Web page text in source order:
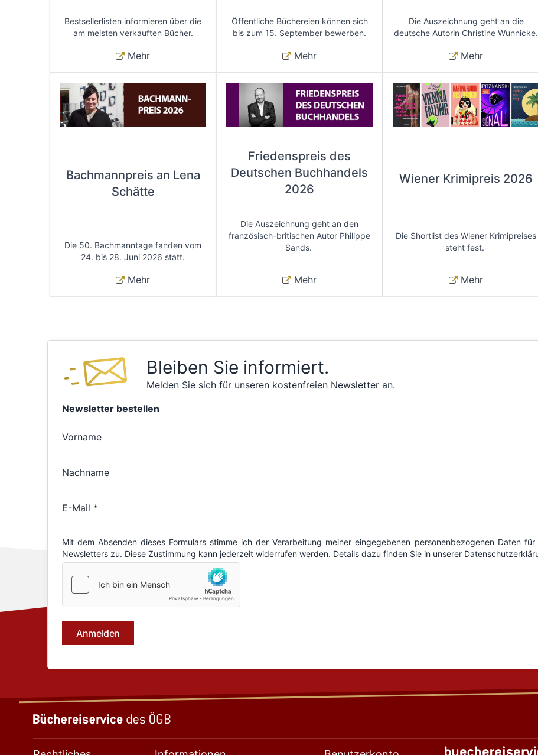
Bestsellerlisten informieren über die
am meisten verkauften Bücher.
Mehr
Öffentliche Büchereien können sich
bis zum 15. September bewerben.
Mehr
Die Auszeichnung geht an die
deutsche Autorin Christine Wunnicke.
Mehr
Bachmannpreis an Lena
Schätte
Die 50. Bachmanntage fanden vom
24. bis 28. Juni 2026 statt.
Mehr
Friedenspreis des
Deutschen Buchhandels
2026
Die Auszeichnung geht an den
französisch-britischen Autor Philippe
Sands.
Mehr
Wiener Krimipreis 2026
Die Shortlist des Wiener Krimipreises
steht fest.
Mehr
Bleiben Sie informiert.
Melden Sie sich für unseren kostenfreien Newsletter an.